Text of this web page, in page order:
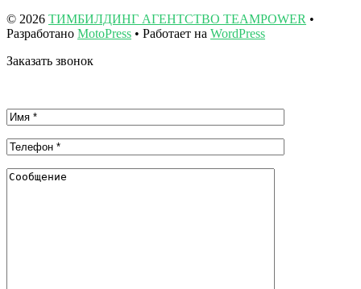
© 2026 ТИМБИЛДИНГ АГЕНТСТВО TEAMPOWER •
Разработано MotoPress • Работает на WordPress
Заказать звонок